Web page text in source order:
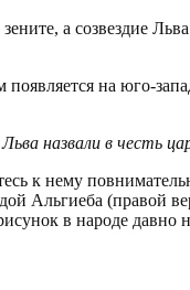
а созвездие
на юго-
Льва назвали в честь
к нему
Альгиеба (правой
в народе давно